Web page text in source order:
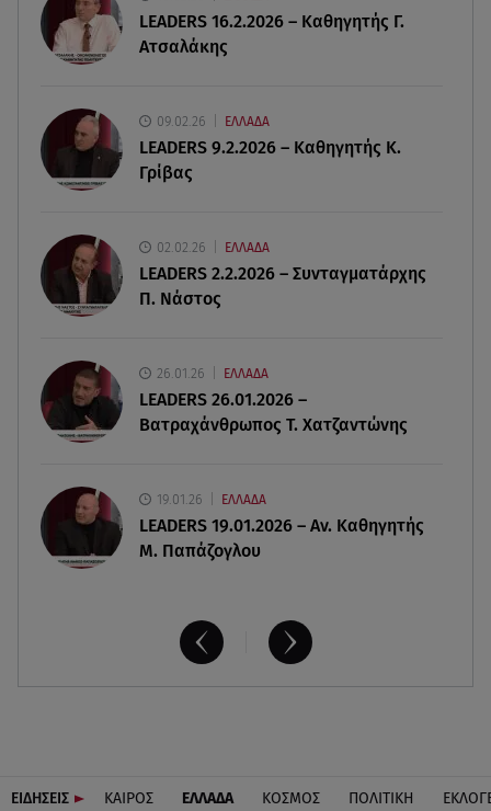
πισίνα
500 για το 2026
08.08.26 , 17:45
08.08.26 , 17:44
Νεκρή μεγαλόσωμη αρκούδα στην Καστοριά,
πιθανόν από πυροβολισμό
08.08.26 , 17:32
Τζο Μπάιντεν: Ο καρκίνος έχει εξαπλωθεί - Η
ανακοίνωση του γιου του
LEADERS 16.2.2026 – Καθηγητής Γ.
Ατσαλάκης
09.02.26 ΕΛΛΑΔΑ
LEADERS 9.2.2026 – Καθηγητής Κ.
Γρίβας
02.02.26 ΕΛΛΑΔΑ
LEADERS 2.2.2026 – Συνταγματάρχης
Π. Νάστος
26.01.26 ΕΛΛΑΔΑ
LEADERS 26.01.2026 –
Βατραχάνθρωπος Τ. Χατζαντώνης
19.01.26 ΕΛΛΑΔΑ
LEADERS 19.01.2026 – Αν. Καθηγητής
Μ. Παπάζογλου
ΕΙΔΗΣΕΙΣ ΚΑΙΡΟΣ ΕΛΛΑΔΑ ΚΟΣΜΟΣ ΠΟΛΙΤΙΚΗ